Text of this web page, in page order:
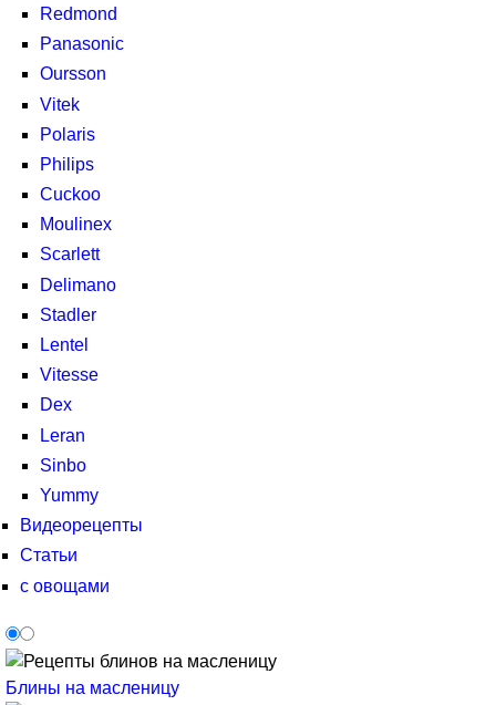
Redmond
Panasonic
Oursson
Vitek
Polaris
Philips
Cuckoo
Moulinex
Scarlett
Delimano
Stadler
Lentel
Vitesse
Dex
Leran
Sinbo
Yummy
Видеорецепты
Статьи
с овощами
Блины на масленицу